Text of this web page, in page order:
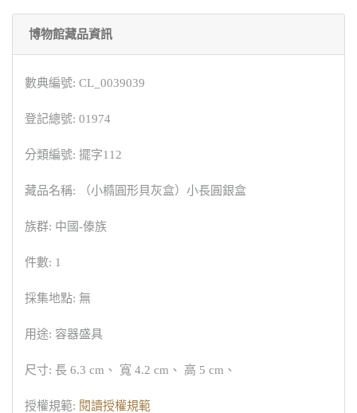
博物館藏品資訊
數典編號: CL_0039039
登記總號: 01974
分類編號: 擺字112
藏品名稱: （小橢圓形貝灰盒）小長圓銀盒
族群: 中國-傣族
件數: 1
採集地點: 無
用途: 容器盛具
尺寸: 長 6.3 cm、 寬 4.2 cm、 高 5 cm、
授權規範: 閱讀授權規範